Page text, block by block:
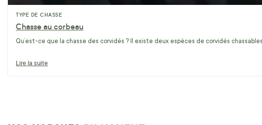
TYPE DE CHASSE
Chasse au corbeau
Qu’est-ce que la chasse des corvidés ? Il existe deux espèces de corvidés
Lire la suite